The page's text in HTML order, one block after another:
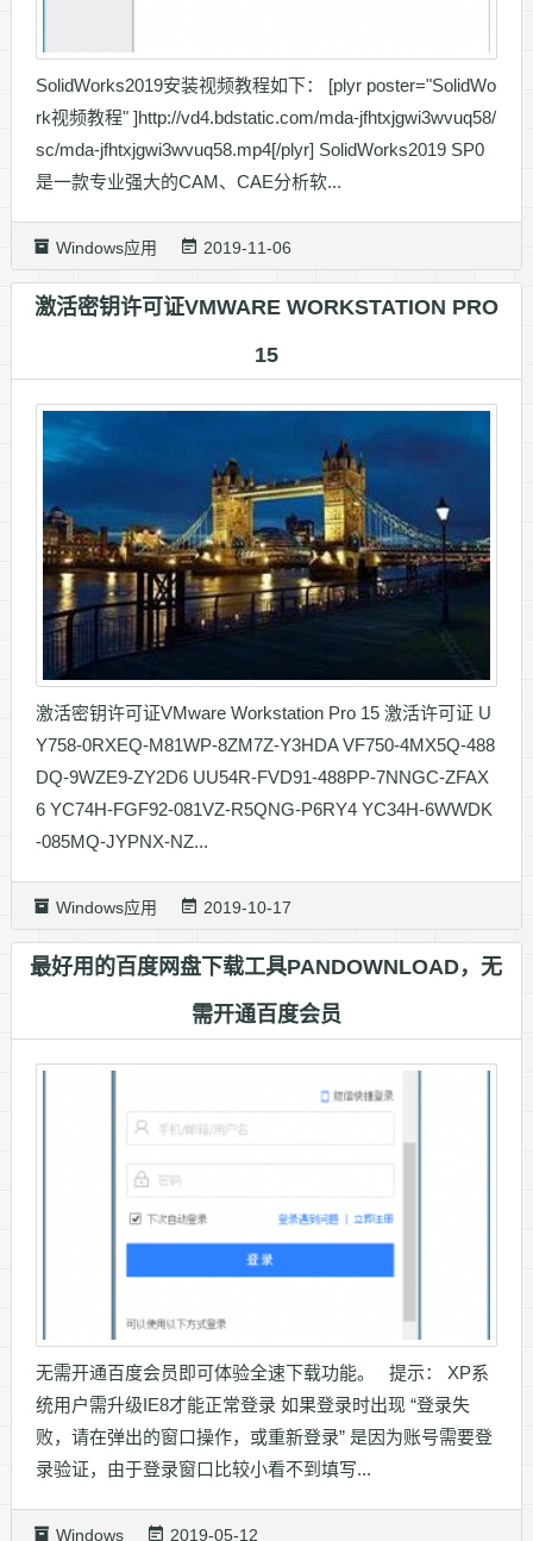
SolidWorks2019安装视频教程如下： [plyr poster="SolidWo
rk视频教程" ]http://vd4.bdstatic.com/mda-jfhtxjgwi3wvuq58/
sc/mda-jfhtxjgwi3wvuq58.mp4[/plyr] SolidWorks2019 SP0
是一款专业强大的CAM、CAE分析软...
Windows应用 2019-11-06
激活密钥许可证VMWARE WORKSTATION PRO
15
激活密钥许可证VMware Workstation Pro 15 激活许可证 U
Y758-0RXEQ-M81WP-8ZM7Z-Y3HDA VF750-4MX5Q-488
DQ-9WZE9-ZY2D6 UU54R-FVD91-488PP-7NNGC-ZFAX
6 YC74H-FGF92-081VZ-R5QNG-P6RY4 YC34H-6WWDK
-085MQ-JYPNX-NZ...
Windows应用 2019-10-17
最好用的百度网盘下载工具PANDOWNLOAD，无
需开通百度会员
无需开通百度会员即可体验全速下载功能。 提示： XP系
统用户需升级IE8才能正常登录 如果登录时出现 “登录失
败，请在弹出的窗口操作，或重新登录” 是因为账号需要登
录验证，由于登录窗口比较小看不到填写...
Windows 2019-05-12